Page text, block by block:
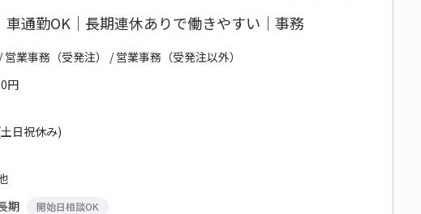
車通勤OK｜長期連休ありで働きやすい｜事務
業事務（受発注） / 営業事務（受発注以外）
円
日祝休み)
期
開始日相談OK